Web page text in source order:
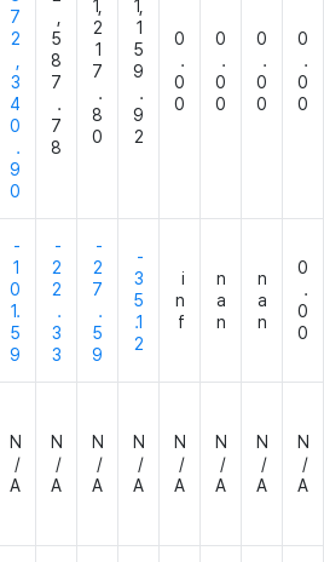
7
2
3
4
0
.
9
0
5
8
7
.
7
8
1,
2
1
7
.
8
0
1,
1
5
9
.
9
2
0
.
0
0
0
.
0
0
0
.
0
0
0
.
0
0
-
1
0
1.
5
9
-
2
2
.
3
3
-
2
7
.
5
9
-
3
5
.1
2
i
n
f
n
a
n
n
a
n
0
.
0
0
N
/
A
N
/
A
N
/
A
N
/
A
N
/
A
N
/
A
N
/
A
N
/
A